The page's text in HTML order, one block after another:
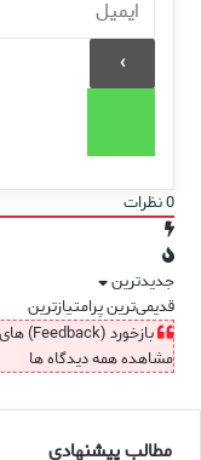
0نظرات
جدیدترین
قدیمی‌ترینپرامتیازترین
بازخورد (Feedback) های درون متنی
مشاهده همه دیدگاه ها
مطالب پیشنهادی